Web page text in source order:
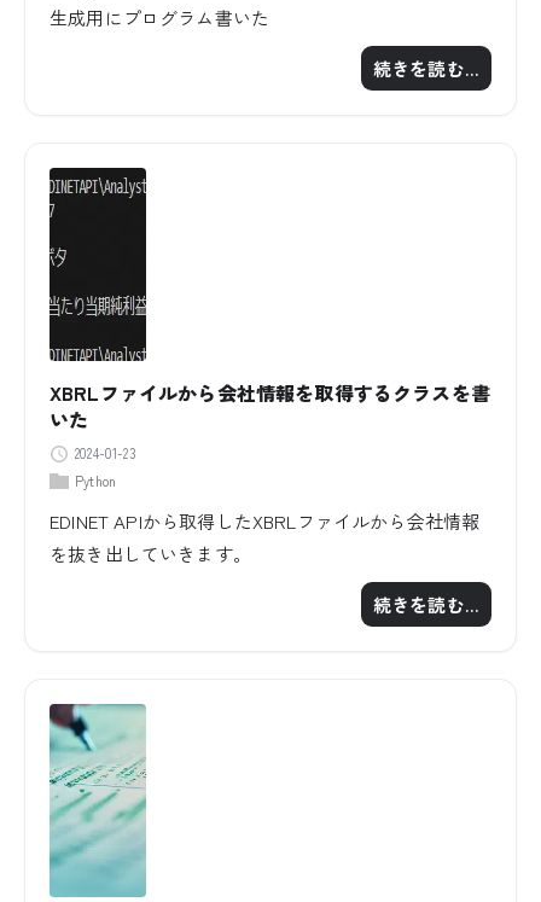
生成用にプログラム書いた
続きを読む…
XBRLファイルから会社情報を取得するクラスを書
いた
2024-01-23
Python
EDINET APIから取得したXBRLファイルから会社情報
を抜き出していきます。
続きを読む…